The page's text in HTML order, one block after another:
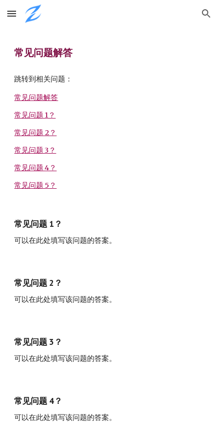
Skip to main content Skip to navigation
常见问题解答
跳转到相关问题：
常见问题解答
常见问题 1？
常见问题 2？
常见问题 3？
常见问题 4？
常见问题 5？
常见问题 1？
可以在此处填写该问题的答案。
常见问题 2？
可以在此处填写该问题的答案。
常见问题 3？
可以在此处填写该问题的答案。
常见问题 4？
可以在此处填写该问题的答案。